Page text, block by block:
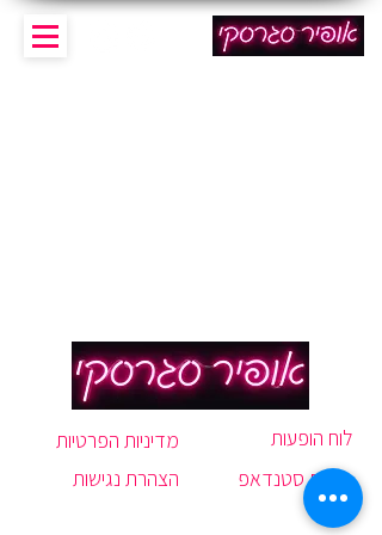
מדיניות הפרטיות
הצהרת נגישות
לוח הופעות
סדנת סטנדאפ